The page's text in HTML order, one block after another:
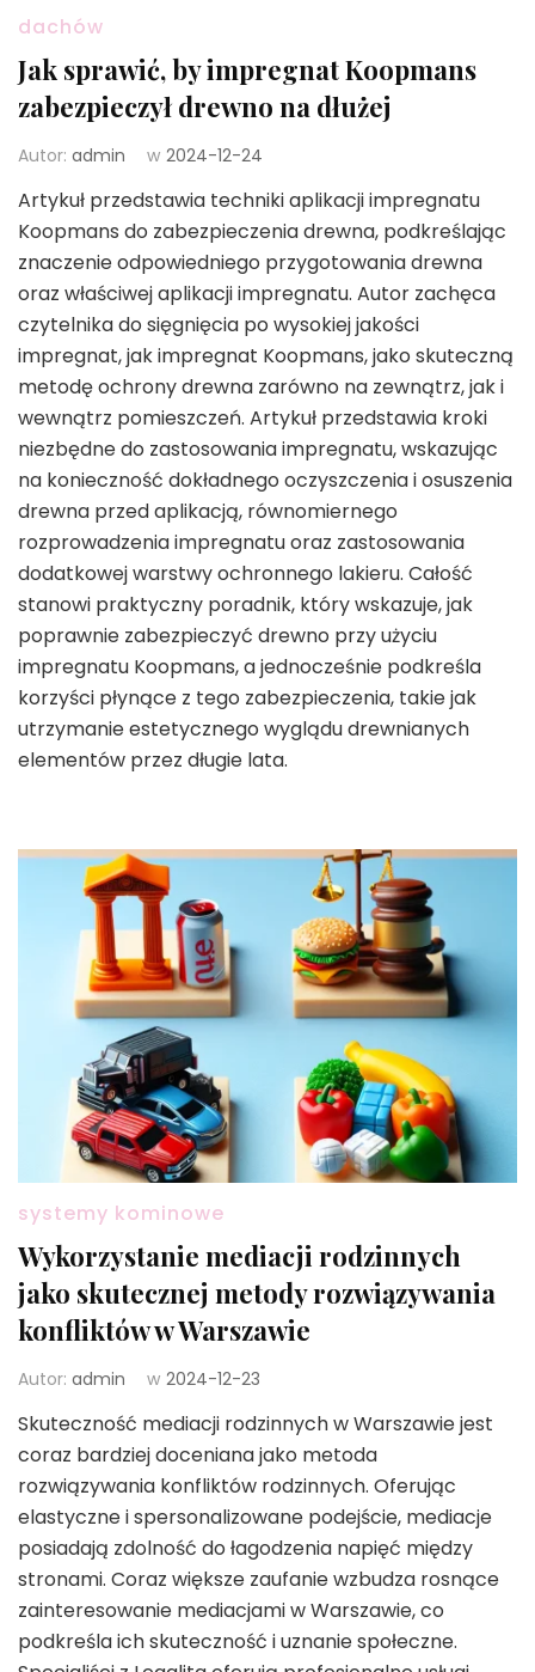
dachów
Jak sprawić, by impregnat Koopmans
zabezpieczył drewno na dłużej
Autor: admin w 2024-12-24
Artykuł przedstawia techniki aplikacji impregnatu
Koopmans do zabezpieczenia drewna, podkreślając
znaczenie odpowiedniego przygotowania drewna
oraz właściwej aplikacji impregnatu. Autor zachęca
czytelnika do sięgnięcia po wysokiej jakości
impregnat, jak impregnat Koopmans, jako skuteczną
metodę ochrony drewna zarówno na zewnątrz, jak i
wewnątrz pomieszczeń. Artykuł przedstawia kroki
niezbędne do zastosowania impregnatu, wskazując
na konieczność dokładnego oczyszczenia i osuszenia
drewna przed aplikacją, równomiernego
rozprowadzenia impregnatu oraz zastosowania
dodatkowej warstwy ochronnego lakieru. Całość
stanowi praktyczny poradnik, który wskazuje, jak
poprawnie zabezpieczyć drewno przy użyciu
impregnatu Koopmans, a jednocześnie podkreśla
korzyści płynące z tego zabezpieczenia, takie jak
utrzymanie estetycznego wyglądu drewnianych
elementów przez długie lata.
systemy kominowe
Wykorzystanie mediacji rodzinnych
jako skutecznej metody rozwiązywania
konfliktów w Warszawie
Autor: admin w 2024-12-23
Skuteczność mediacji rodzinnych w Warszawie jest
coraz bardziej doceniana jako metoda
rozwiązywania konfliktów rodzinnych. Oferując
elastyczne i spersonalizowane podejście, mediacje
posiadają zdolność do łagodzenia napięć między
stronami. Coraz większe zaufanie wzbudza rosnące
zainteresowanie mediacjami w Warszawie, co
podkreśla ich skuteczność i uznanie społeczne.